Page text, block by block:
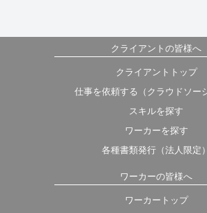
クライアントの皆様へ
クライアントトップ
仕事を依頼する（クラウドソー
スキルを探す
ワーカーを探す
各種書類発行（法人限定）
ワーカーの皆様へ
ワーカートップ